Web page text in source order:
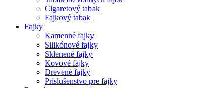
Cigaretový tabak
Fajkový tabak
Fajky
Kamenné fajky
Silikónové fajky
Sklenené fajky
Kovové fajky
Drevené fajky
Príslušenstvo pre fajky